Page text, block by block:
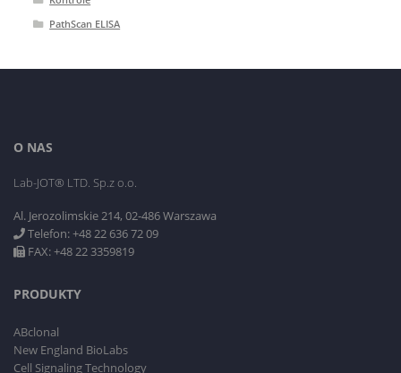
PathScan ELISA
O NAS
Lab-JOT® LTD. Sp.z o.o.
Al. Jerozolimskie 214, 02-486 Warszawa
Telefon: +48 22 636 72 09
FAX: +48 22 3359819
PRODUKTY
ABclonal
New England BioLabs
Cell Signaling Technology